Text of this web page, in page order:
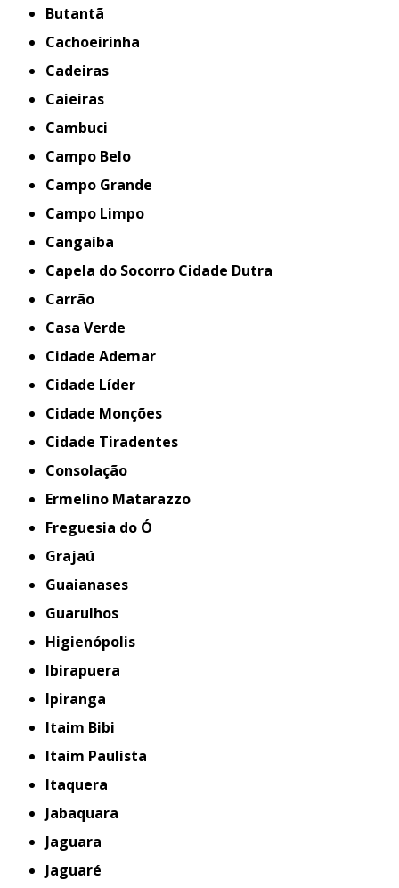
Butantã
Cachoeirinha
Cadeiras
Caieiras
Cambuci
Campo Belo
Campo Grande
Campo Limpo
Cangaíba
Capela do Socorro Cidade Dutra
Carrão
Casa Verde
Cidade Ademar
Cidade Líder
Cidade Monções
Cidade Tiradentes
Consolação
Ermelino Matarazzo
Freguesia do Ó
Grajaú
Guaianases
Guarulhos
Higienópolis
Ibirapuera
Ipiranga
Itaim Bibi
Itaim Paulista
Itaquera
Jabaquara
Jaguara
Jaguaré